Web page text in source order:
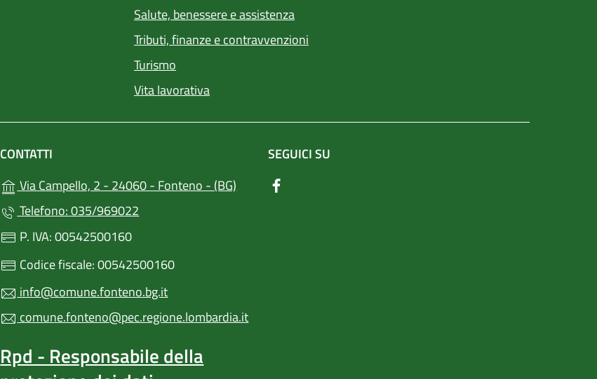
Salute, benessere e assistenza
Tributi, finanze e contravvenzioni
Turismo
Vita lavorativa
CONTATTI
Via Campello, 2 - 24060 - Fonteno - (BG) (apre in un'altra scheda).
Telefono: 035/969022
P. IVA: 00542500160
Codice fiscale: 00542500160
info@comune.fonteno.bg.it
comune.fonteno@pec.regione.lombardia.it
Rpd - Responsabile della
SEGUICI SU